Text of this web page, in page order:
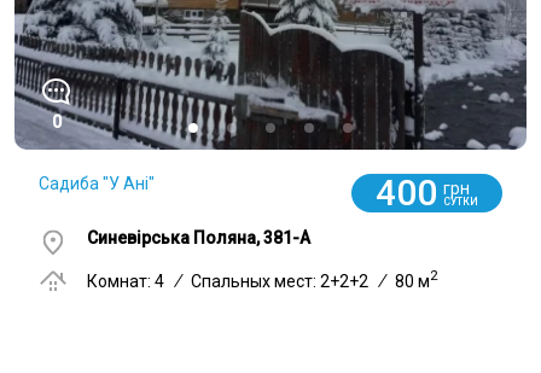
0
Садиба "У Ані" 400 грн
СУТКИ
Синевірська Поляна, 381-A
Комнат: 4 / Спальных мест: 2+2+2 / 80 м2